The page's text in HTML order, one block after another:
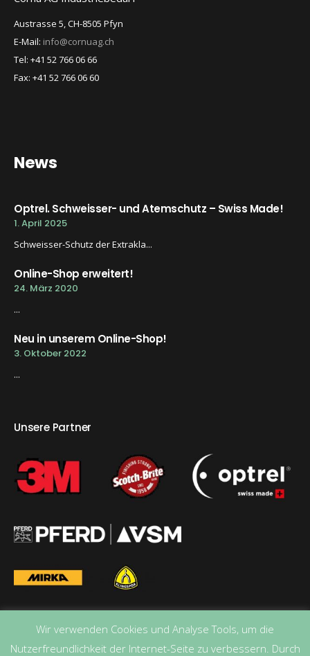
Austrasse 5, CH-8505 Pfyn
E-Mail: info@cornuag.ch
Tel: +41 52 766 06 66
Fax: +41 52 766 06 60
News
Optrel. Schweisser- und Atemschutz – Swiss Made!
1. April 2025
Schweisser-Schutz der Extrakla...
Online-Shop erweitert!
24. März 2020
...
Neu in unserem Online-Shop!
3. Oktober 2022
...
Unsere Partner
Wir verwenden Cookies und Analyse Tools, um die
Nutzerfreundlichkeit der Internet-Seite zu verbessern. Durch